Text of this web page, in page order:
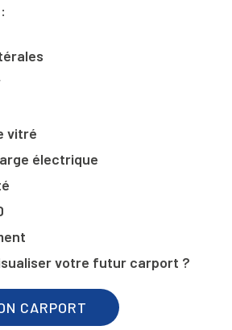
vitré
électrique
votre futur carport ?
CARPORT